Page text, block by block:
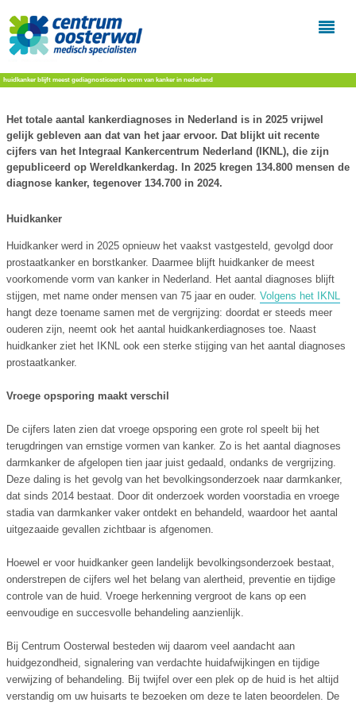
huidkanker blijft meest gediagnosticeerde vorm van kanker in nederland
Het totale aantal kankerdiagnoses in Nederland is in 2025 vrijwel
gelijk gebleven aan dat van het jaar ervoor. Dat blijkt uit recente
cijfers van het Integraal Kankercentrum Nederland (IKNL), die zijn
gepubliceerd op Wereldkankerdag. In 2025 kregen 134.800 mensen de
diagnose kanker, tegenover 134.700 in 2024.
Huidkanker
Huidkanker werd in 2025 opnieuw het vaakst vastgesteld, gevolgd door
prostaatkanker en borstkanker. Daarmee blijft huidkanker de meest
voorkomende vorm van kanker in Nederland. Het aantal diagnoses blijft
stijgen, met name onder mensen van 75 jaar en ouder. Volgens het IKNL
hangt deze toename samen met de vergrijzing: doordat er steeds meer
ouderen zijn, neemt ook het aantal huidkankerdiagnoses toe. Naast
huidkanker ziet het IKNL ook een sterke stijging van het aantal diagnoses
prostaatkanker.
Vroege opsporing maakt verschil
De cijfers laten zien dat vroege opsporing een grote rol speelt bij het
terugdringen van ernstige vormen van kanker. Zo is het aantal diagnoses
darmkanker de afgelopen tien jaar juist gedaald, ondanks de vergrijzing.
Deze daling is het gevolg van het bevolkingsonderzoek naar darmkanker,
dat sinds 2014 bestaat. Door dit onderzoek worden voorstadia en vroege
stadia van darmkanker vaker ontdekt en behandeld, waardoor het aantal
uitgezaaide gevallen zichtbaar is afgenomen.
Hoewel er voor huidkanker geen landelijk bevolkingsonderzoek bestaat,
onderstrepen de cijfers wel het belang van alertheid, preventie en tijdige
controle van de huid. Vroege herkenning vergroot de kans op een
eenvoudige en succesvolle behandeling aanzienlijk.
Bij Centrum Oosterwal besteden wij daarom veel aandacht aan
huidgezondheid, signalering van verdachte huidafwijkingen en tijdige
verwijzing of behandeling. Bij twijfel over een plek op de huid is het altijd
verstandig om uw huisarts te bezoeken om deze te laten beoordelen. De